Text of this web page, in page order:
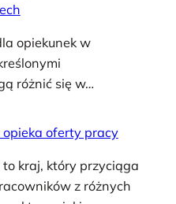
opiekunek w
różnić się w…
opieka oferty pracy
to kraj, który przyciąga
z różnych